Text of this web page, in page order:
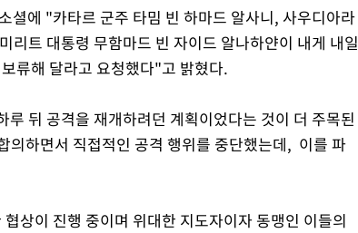
셜에 "카타르 군주 타밈 빈 하마드 알사니, 사우디아라
리트 대통령 무함마드 빈 자이드 알나하얀이 내게 내일
류해 달라고 요청했다"고 밝혔다.
뒤 공격을 재개하려던 계획이었다는 것이 더 주목된
의하면서 직접적인 공격 행위를 중단했는데, 이를 파
상이 진행 중이며 위대한 지도자이자 동맹인 이들의